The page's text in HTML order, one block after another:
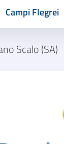
Campi Flegrei
Scalo (SA)